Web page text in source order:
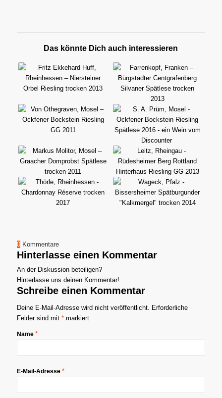
Das könnte Dich auch interessieren
0 Kommentare
Hinterlasse einen Kommentar
An der Diskussion beteiligen?
Hinterlasse uns deinen Kommentar!
Schreibe einen Kommentar
Deine E-Mail-Adresse wird nicht veröffentlicht. Erforderliche
Felder sind mit *markiert
Name *
E-Mail-Adresse *